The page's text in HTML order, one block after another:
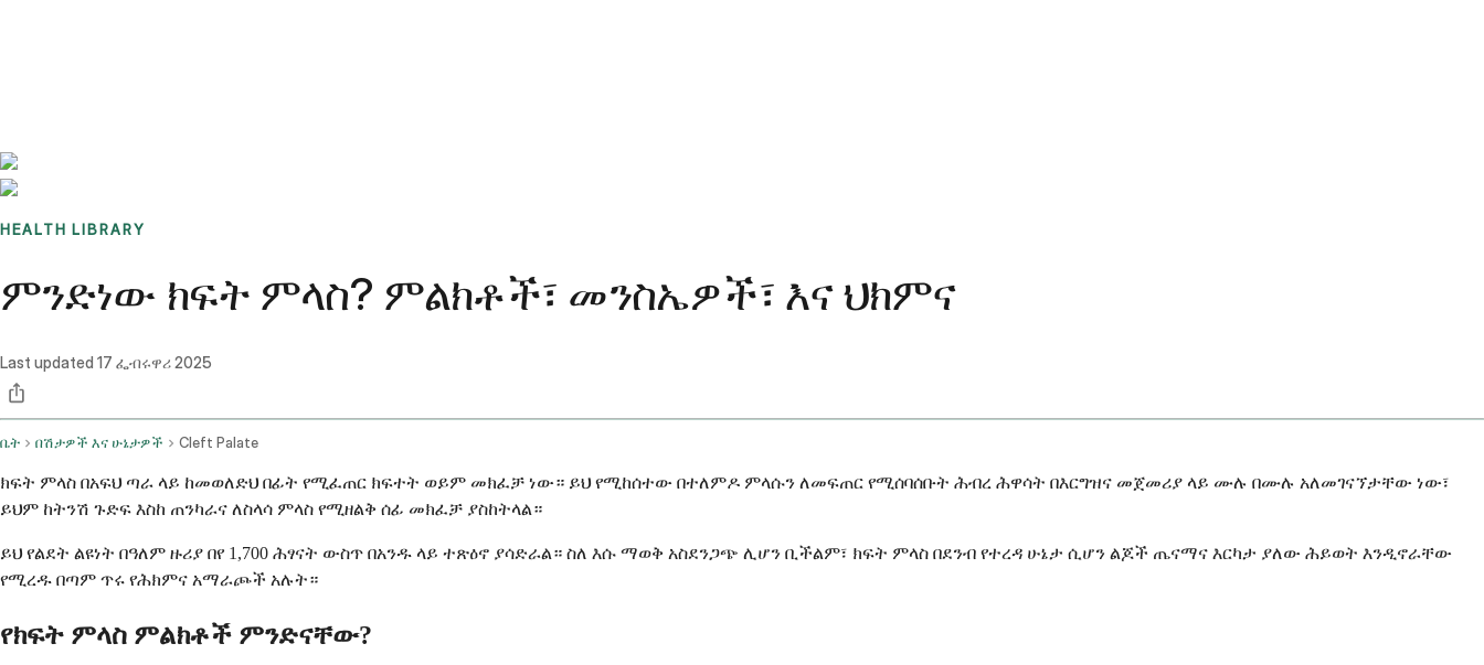
HEALTH LIBRARY
ምንድነው ክፍት ምላስ? ምልክቶች፣ መንስኤዎች፣ እና ህክምና
Last updated 17 ፌብሩዋሪ 2025
ቤት በሽታዎች እና ሁኔታዎች Cleft Palate
ክፍት ምላስ በአፍህ ጣራ ላይ ከመወለድህ በፊት የሚፈጠር ክፍተት ወይም መክፈቻ ነው። ይህ የሚከሰተው በተለምዶ ምላሱን ለመፍጠር የሚሰባሰቡት ሕብረ ሕዋሳት በእርግዝና መጀመሪያ ላይ ሙሉ በሙሉ አለመገናኘታቸው ነው፣
ይህም ከትንሽ ጉድፍ እስከ ጠንካራና ለስላሳ ምላስ የሚዘልቅ ሰፊ መክፈቻ ያስከትላል።
ይህ የልደት ልዩነት በዓለም ዙሪያ በየ 1,700 ሕፃናት ውስጥ በአንዱ ላይ ተጽዕኖ ያሳድራል። ስለ እሱ ማወቅ አስደንጋጭ ሊሆን ቢችልም፣ ክፍት ምላስ በደንብ የተረዳ ሁኔታ ሲሆን ልጆች ጤናማና እርካታ ያለው ሕይወት እንዲኖራቸው
የሚረዱ በጣም ጥሩ የሕክምና አማራጮች አሉት።
የክፍት ምላስ ምልክቶች ምንድናቸው?